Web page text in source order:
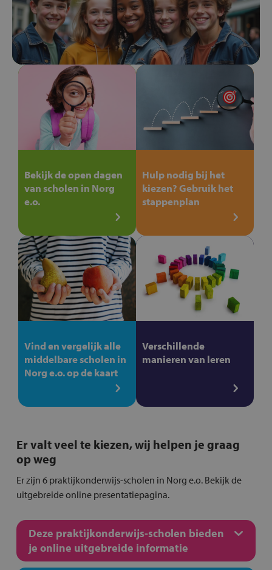
Bekijk de open dagen
van scholen in Norg
e.o.
Hulp nodig bij het
kiezen? Gebruik het
stappenplan
Vind en vergelijk alle
middelbare scholen in
Norg e.o. op de kaart
Verschillende
manieren van leren
Er valt veel te kiezen, wij helpen je graag
op weg
Er zijn 6 praktijkonderwijs-scholen in Norg e.o. Bekijk de
uitgebreide online presentatiepagina.
Deze praktijkonderwijs-scholen bieden
je online uitgebreide informatie